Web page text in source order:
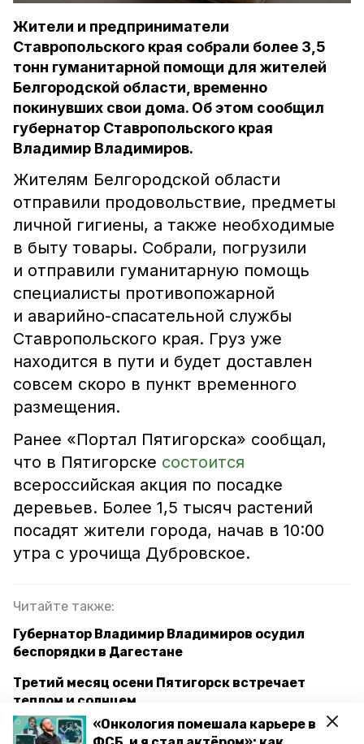
«Онкология помешала карьере в
Жители и предприниматели
Ставропольского края собрали более 3,5
тонн гуманитарной помощи для жителей
Белгородской области, временно
покинувших свои дома. Об этом сообщил
губернатор Ставропольского края
Владимир Владимиров.
Жителям Белгородской области
отправили продовольствие, предметы
личной гигиены, а также необходимые
в быту товары. Собрали, погрузили
и отправили гуманитарную помощь
специалисты противопожарной
и аварийно-спасательной службы
Ставропольского края. Груз уже
находится в пути и будет доставлен
совсем скоро в пункт временного
размещения.
Ранее «Портал Пятигорска» сообщал,
что в Пятигорске состоится
всероссийская акция по посадке
деревьев. Более 1,5 тысяч растений
посадят жители города, начав в 10:00
утра с урочища Дубровское.
Читайте также:
Губернатор Владимир Владимиров осудил
беспорядки в Дагестане
Третий месяц осени Пятигорск встречает
теплом и солнцем
Дзюдоист из Пятигорска завоевал золото